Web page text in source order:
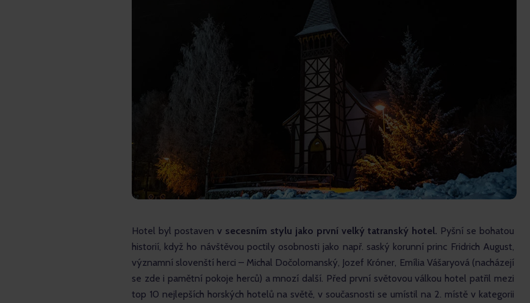
Hotel byl postaven v secesním stylu jako první velký tatranský hotel. Pyšní se bohatou
historií, když ho návštěvou poctily osobnosti jako např. saský korunní princ Fridrich August,
významní slovenští herci – Michal Dočolomanský, Jozef Króner, Emília Vášaryová (nacházejí
se zde i pamětní pokoje herců) a mnozí další. Před první světovou válkou hotel patřil mezi
top 10 nejlepších horských hotelů na světě, v současnosti se umístil na 2. místě v kategorii